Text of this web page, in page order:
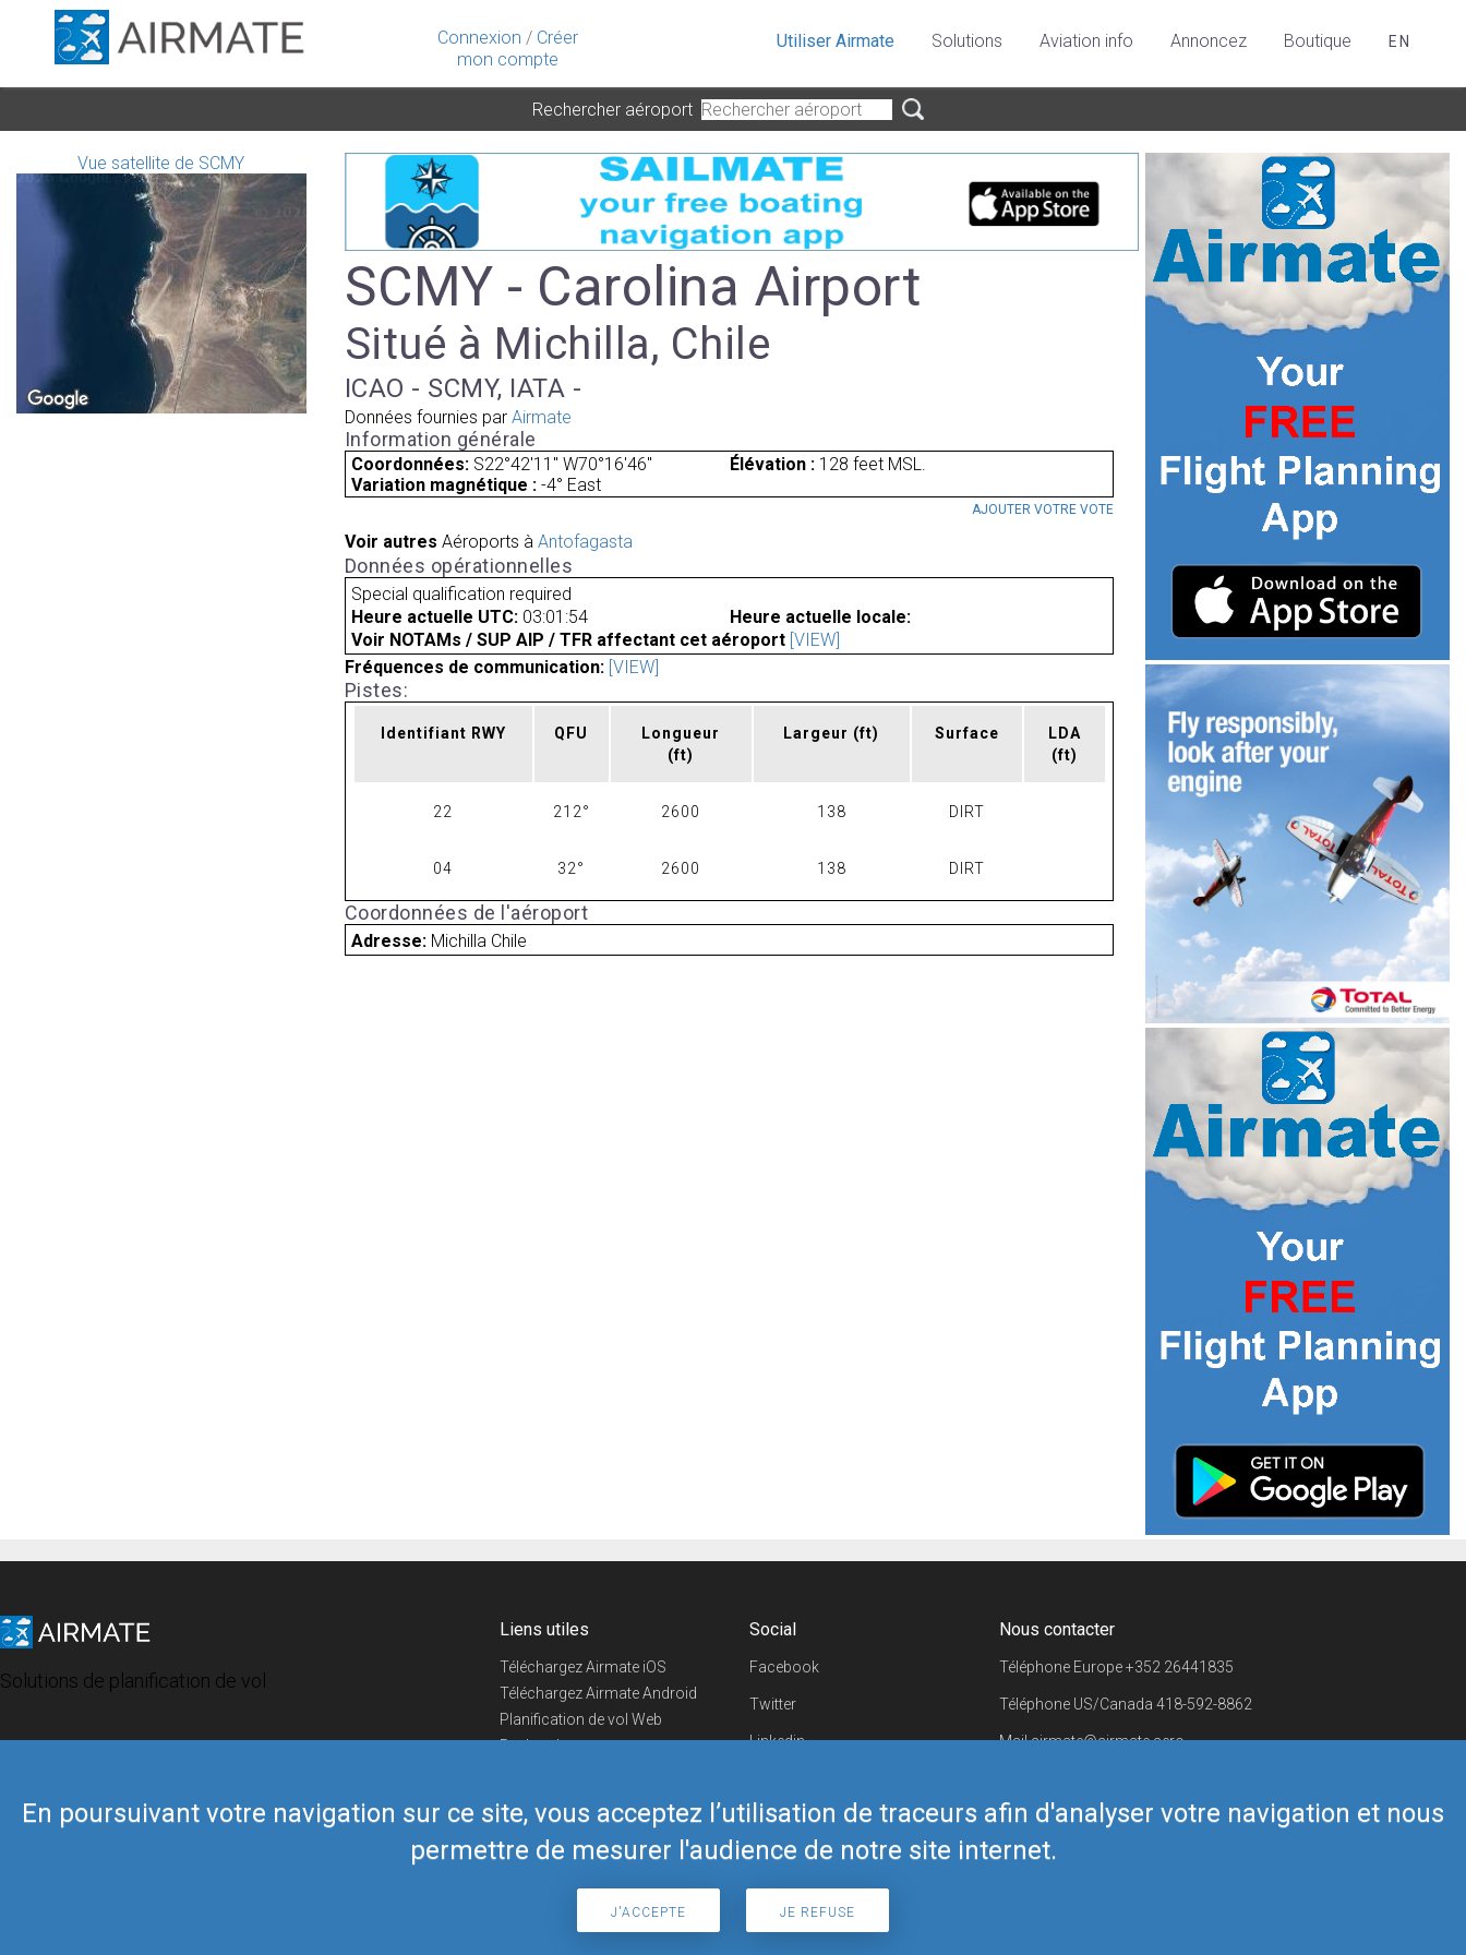
Connexion / Créer
mon compte
En poursuivant votre navigation sur ce site, vous acceptez l’utilisation de traceurs afin d'analyser votre navigation et nous
permettre de mesurer l'audience de notre site internet.
J'ACCEPTE JE REFUSE
Utiliser Airmate Solutions Aviation info Annoncez Boutique EN
Rechercher aéroport
Vue satellite de SCMY
SCMY - Carolina Airport
Situé à Michilla, Chile
ICAO - SCMY, IATA -
Données fournies par Airmate
Information générale
Coordonnées: S22°42'11" W70°16'46" Élévation :128 feet MSL.
Variation magnétique : -4° East
AJOUTER VOTRE VOTE
Voir autres Aéroports à Antofagasta
Données opérationnelles
Special qualification required
Heure actuelle UTC: 03:01:54
Heure actuelle locale:
Voir NOTAMs / SUP AIP / TFR affectant cet aéroport [VIEW]
Fréquences de communication: [VIEW]
Pistes:
Identifiant RWY QFU
Longueur
(ft)
Largeur (ft) Surface
LDA
(ft)
22 212° 2600 138 DIRT
04 32° 2600 138 DIRT
Coordonnées de l'aéroport
Adresse: Michilla Chile
Solutions de planification de vol
Liens utiles
Téléchargez Airmate iOS
Téléchargez Airmate Android
Planification de vol Web
Recherche
Boutique Airmate
Social
Facebook
Twitter
Linkedin
Telegram
Nous contacter
Téléphone Europe+352 26441835
Téléphone US/Canada 418-592-8862
Mailairmate@airmate.aero